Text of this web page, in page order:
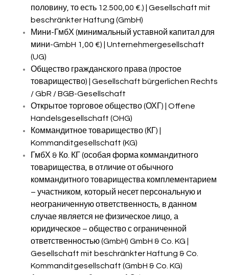
половину, то есть 12.500,00 €.) | Gesellschaft mit
beschränkter Haftung (GmbH)
Мини-ГмбХ (минимальный уставной капитал для
мини-GmbH 1,00 €) | Unternehmergesellschaft
(UG)
Общество гражданского права (простое
товарищество) | Gesellschaft bürgerlichen Rechts
/ GbR / BGB-Gesellschaft
Открытое торговое общество (ОХГ) | Offene
Handelsgesellschaft (OHG)
Коммандитное товарищество (КГ) |
Kommanditgesellschaft (KG)
ГмбХ & Ко. КГ (особая форма коммандитного
товарищества, в отличие от обычного
коммандитного товарищества комплементарием
– участником, который несет персональную и
неограниченную ответственность, в данном
случае является не физическое лицо, а
юридическое – общество с ограниченной
ответственностью (GmbH) GmbH & Co. KG |
Gesellschaft mit beschränkter Haftung & Co.
Kommanditgesellschaft (GmbH & Co. KG)